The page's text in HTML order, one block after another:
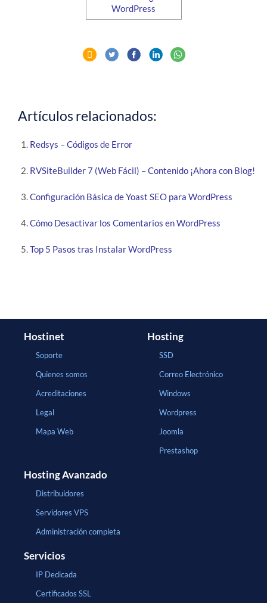
Artículos relacionados:
Redsys – Códigos de Error
RVSiteBuilder 7 (Web Fácil) – Contenido ¡Ahora con Blog!
Configuración Básica de Yoast SEO para WordPress
Cómo Desactivar los Comentarios en WordPress
Top 5 Pasos tras Instalar WordPress
Hostinet
Soporte
Quienes somos
Acreditaciones
Legal
Mapa Web
Hosting
SSD
Correo Electrónico
Windows
Wordpress
Joomla
Prestashop
Hosting Avanzado
Distribuidores
Servidores VPS
Administración completa
Servicios
IP Dedicada
Certificados SSL